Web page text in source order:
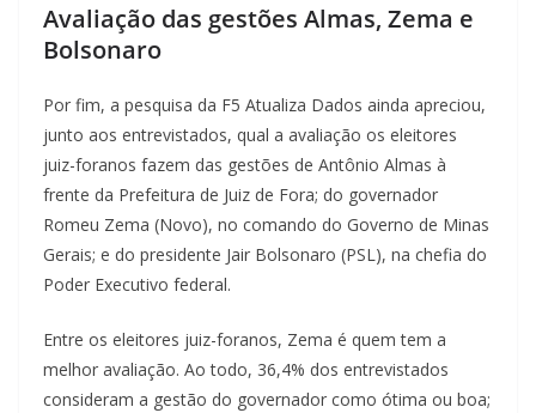
Avaliação das gestões Almas, Zema e
Bolsonaro
Por fim, a pesquisa da F5 Atualiza Dados ainda apreciou,
junto aos entrevistados, qual a avaliação os eleitores
juiz-foranos fazem das gestões de Antônio Almas à
frente da Prefeitura de Juiz de Fora; do governador
Romeu Zema (Novo), no comando do Governo de Minas
Gerais; e do presidente Jair Bolsonaro (PSL), na chefia do
Poder Executivo federal.
Entre os eleitores juiz-foranos, Zema é quem tem a
melhor avaliação. Ao todo, 36,4% dos entrevistados
consideram a gestão do governador como ótima ou boa;